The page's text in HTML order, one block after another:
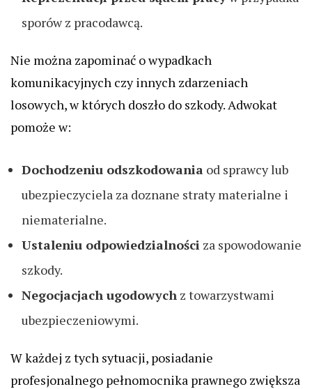
sporów z pracodawcą.
Nie można zapominać o wypadkach
komunikacyjnych czy innych zdarzeniach
losowych, w których doszło do szkody. Adwokat
pomoże w:
Dochodzeniu odszkodowania od sprawcy lub
ubezpieczyciela za doznane straty materialne i
niematerialne.
Ustaleniu odpowiedzialności za spowodowanie
szkody.
Negocjacjach ugodowych z towarzystwami
ubezpieczeniowymi.
W każdej z tych sytuacji, posiadanie
profesjonalnego pełnomocnika prawnego zwiększa